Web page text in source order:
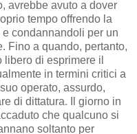
avrebbe avuto a dover
tempo offrendo la
condannandoli per un
Fino a quando, pertanto,
di esprimere il
in termini critici a
operato, assurdo,
di dittatura. Il giorno in
che qualcuno si
soltanto per